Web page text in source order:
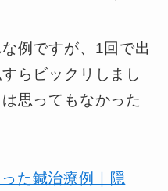
例ですが、1回で出
らビックリしまし
思ってもなかった
た鍼治療例｜隠